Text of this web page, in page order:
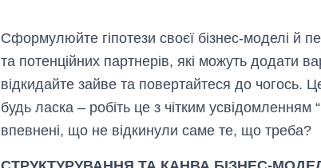
Сформулюйте гіпотези своєї бізнес-моделі й
та потенційних партнерів, які можуть додати
відкидайте зайве та повертайтеся до
будь ласка – робіть це з чітким
впевнені, що не відкинули саме те, що треба?